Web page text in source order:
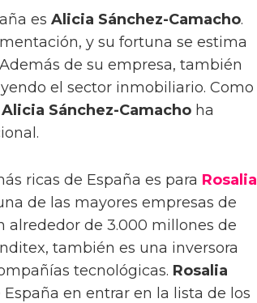
es Alicia Sánchez-Camacho.
y su fortuna se estima
de su empresa, también
el sector inmobiliario. Como
Alicia Sánchez-Camacho ha
ricas de España es para Rosalia
de las mayores empresas de
alrededor de 3.000 millones de
también es una inversora
tecnológicas. Rosalia
en entrar en la lista de los